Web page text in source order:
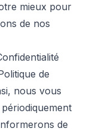
mieux pour
de nos
de
nous vous
de